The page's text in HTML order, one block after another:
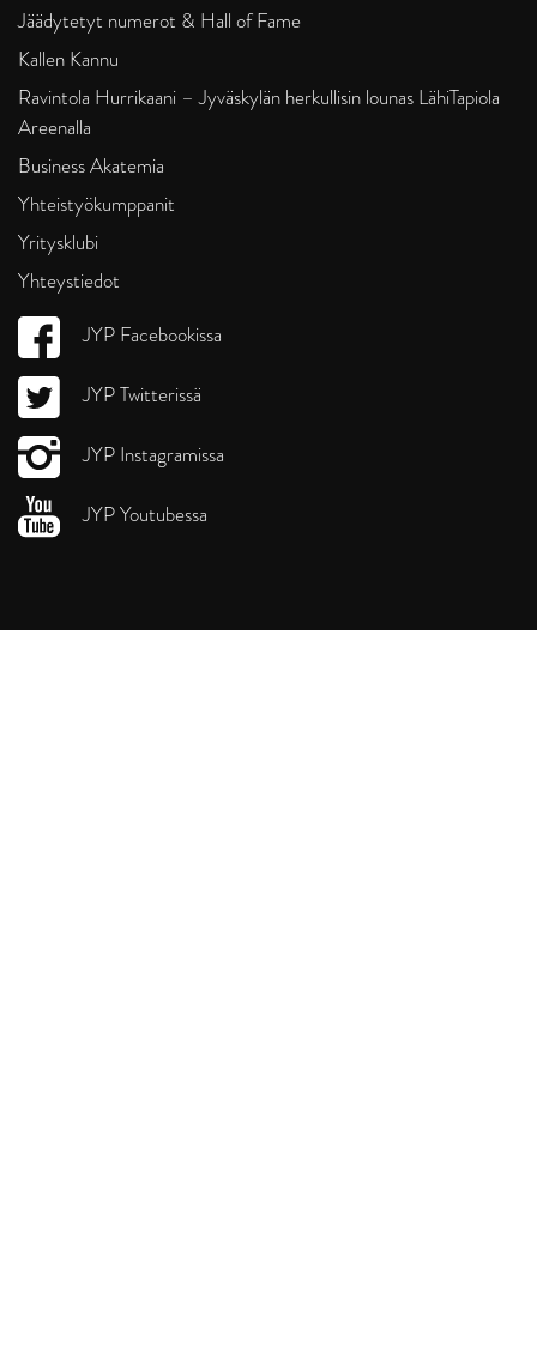
Jäädytetyt numerot & Hall of Fame
Kallen Kannu
Ravintola Hurrikaani – Jyväskylän herkullisin lounas LähiTapiola
Areenalla
Business Akatemia
Yhteistyökumppanit
Yritysklubi
Yhteystiedot
JYP Facebookissa
JYP Twitterissä
JYP Instagramissa
JYP Youtubessa